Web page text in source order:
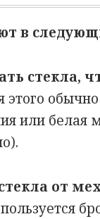
в
стекла,
этого
или белая
от